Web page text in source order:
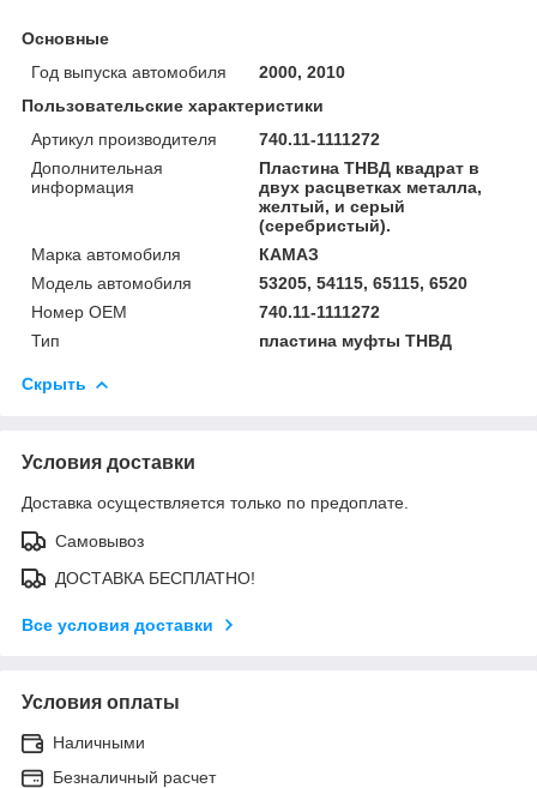
Основные
Год выпуска автомобиля
2000, 2010
Пользовательские характеристики
Артикул производителя
740.11-1111272
Дополнительная
информация
Пластина ТНВД квадрат в
двух расцветках металла,
желтый, и серый
(серебристый).
Марка автомобиля
КАМАЗ
Модель автомобиля
53205, 54115, 65115, 6520
Номер OEM
740.11-1111272
Тип
пластина муфты ТНВД
Скрыть
Условия доставки
Доставка осуществляется только по предоплате.
Самовывоз
ДОСТАВКА БЕСПЛАТНО!
Все условия доставки
Условия оплаты
Наличными
Безналичный расчет